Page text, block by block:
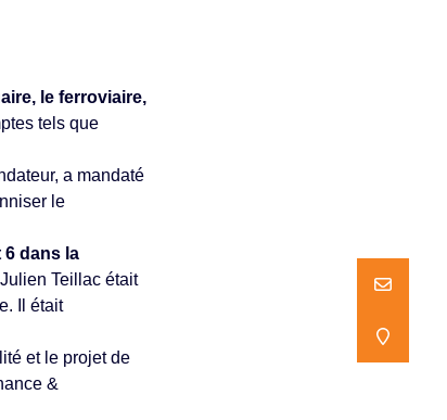
NOUS
NOUS
le ferroviaire,
tels que
a mandaté
le
6 dans la
Julien Teillac était
Il était
et le projet de
&
NOUS
NOUS